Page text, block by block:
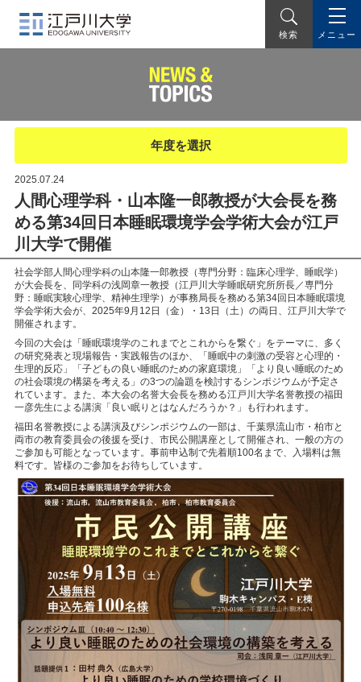
検索 メニュー
年度を選択
2025.07.24
人間心理学科・山本隆一郎教授が大会長を務
める第34回日本睡眠環境学会学術大会が江戸
川大学で開催
社会学部人間心理学科の山本隆一郎教授（専門分野：臨床心理学、睡眠学）
が大会長を、同学科の浅岡章一教授（江戸川大学睡眠研究所所長／専門分
野：睡眠実験心理学、精神生理学）が事務局長を務める第34回日本睡眠環境
学会学術大会が、2025年9月12日（金）・13日（土）の両日、江戸川大学で
開催されます。
今回の大会は「睡眠環境学のこれまでとこれからを繋ぐ」をテーマに、多く
の研究発表と現場報告・実践報告のほか、「睡眠中の刺激の受容と心理的・
生理的反応」「子どもの良い睡眠のための家庭環境」「より良い睡眠のため
の社会環境の構築を考える」の3つの論題を検討するシンポジウムが予定さ
れています。また、本大会の名誉大会長を務める江戸川大学名誉教授の福田
一彦先生による講演「良い眠りとはなんだろうか？」も行われます。
福田名誉教授による講演及びシンポジウムの一部は、千葉県流山市・柏市と
両市の教育委員会の後援を受け、市民公開講座として開催され、一般の方の
ご参加も可能となっています。事前申込制で先着順100名まで、入場料は無
料です。皆様のご参加をお待ちしています。